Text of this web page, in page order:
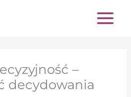
–
decydowania